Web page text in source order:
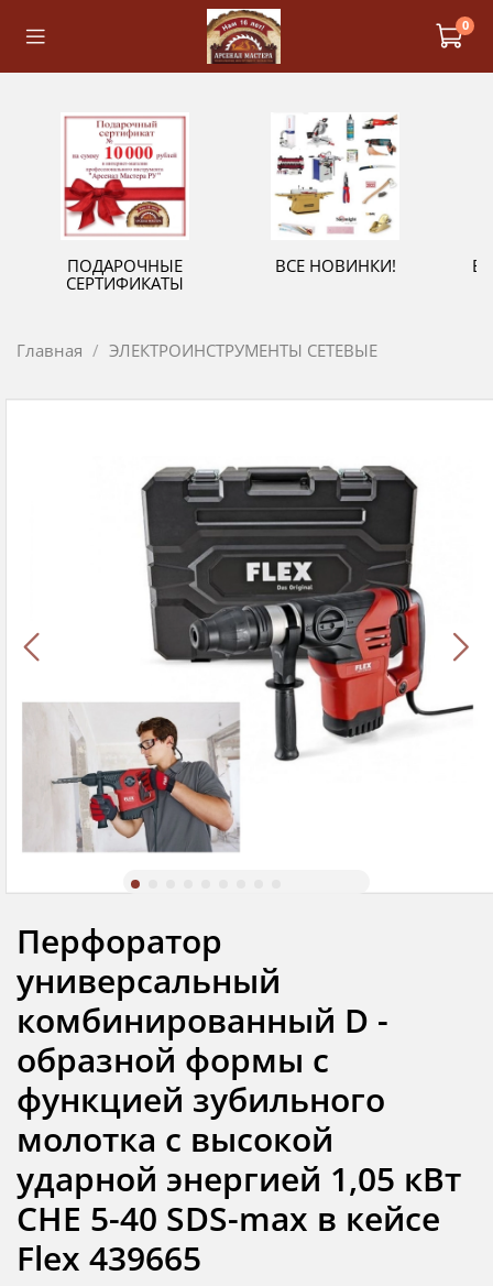
0
ПОДАРОЧНЫЕ
СЕРТИФИКАТЫ
ВСЕ НОВИНКИ!
Главная ЭЛЕКТРОИНСТРУМЕНТЫ СЕТЕВЫЕ
Перфоратор
универсальный
комбинированный D -
образной формы с
функцией зубильного
молотка с высокой
ударной энергией 1,05 кВт
CHE 5-40 SDS-max в кейсе
Flex 439665